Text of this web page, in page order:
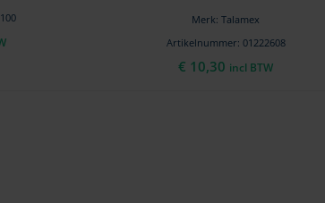
Merk: Talamex
Artikelnummer: 01222608
€ 10,30 incl BTW